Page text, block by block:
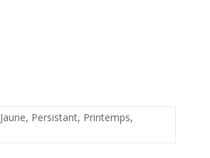
Jaune, Persistant, Printemps,